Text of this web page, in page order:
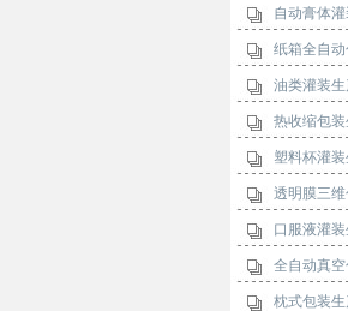
自动膏体
纸箱全自
油类灌装
热收缩包
塑料杯灌
透明膜三
口服液灌
全自动真
枕式包装